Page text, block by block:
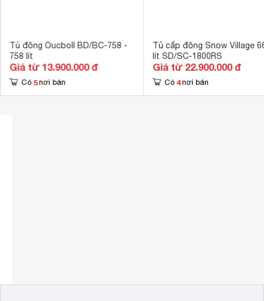
Tủ đông Oucboll BD/BC-758 -
758 lít
Giá từ 13.900.000 đ
Có 5 nơi bán
Tủ cấp đông Snow Village
lít SD/SC-1800RS
Giá từ 22.900.000 đ
Có 4 nơi bán